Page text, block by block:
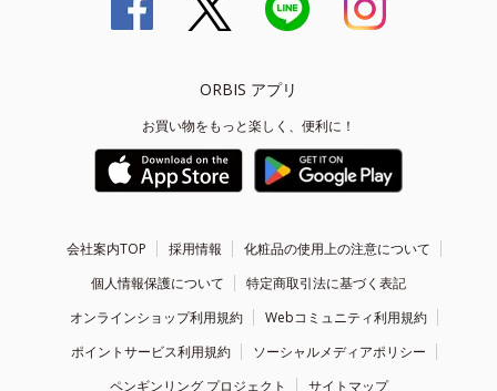
ORBIS アプリ
お買い物をもっと楽しく、便利に！
会社案内TOP 採用情報
化粧品の使用上の注意について
個人情報保護について
特定商取引法に基づく表記
オンラインショップ利用規約
Webコミュニティ利用規約
ポイントサービス利用規約
ソーシャルメディアポリシー
ペンギンリング プロジェクト
サイトマップ